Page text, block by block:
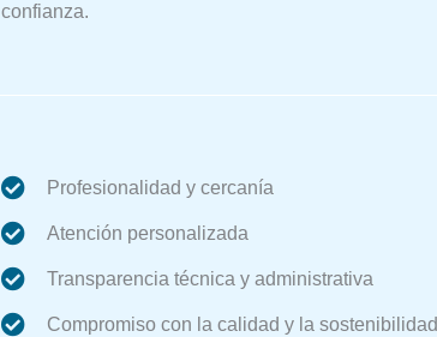
confianza.
Profesionalidad y cercanía
Atención personalizada
Transparencia técnica y administrativa
Compromiso con la calidad y la sostenibilidad